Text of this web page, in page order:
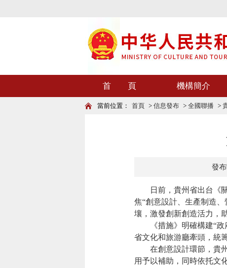
首 頁 機構簡介
當前位置： 首頁 > 信息發布 > 全國聯播 >
發
日前，貴州省出台《關
焦“創意設計、生產制造
壤，激發創新創造活力，
《措施》明確構建“政府
省文化和旅游廳牽頭，統
在創意設計環節，貴州
用予以補助，同時依托文